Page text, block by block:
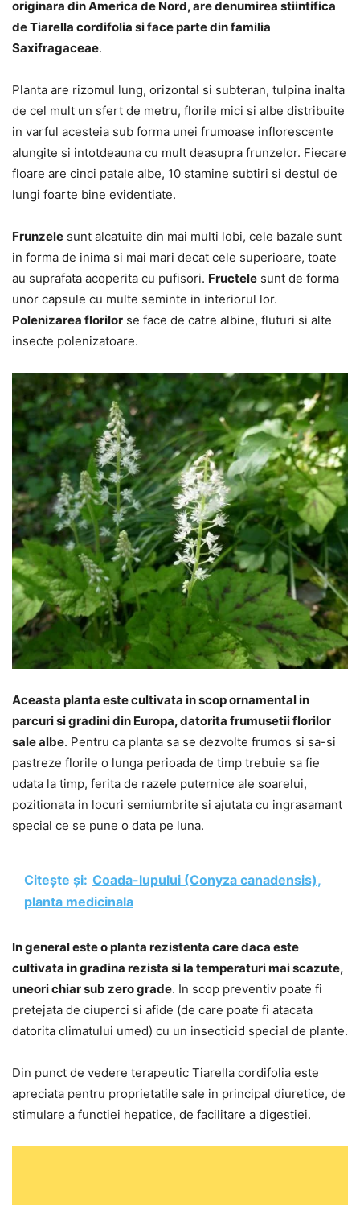
originara din America de Nord, are denumirea stiintifica
de Tiarella cordifolia si face parte din familia
Saxifragaceae.
Planta are rizomul lung, orizontal si subteran, tulpina inalta
de cel mult un sfert de metru, florile mici si albe distribuite
in varful acesteia sub forma unei frumoase inflorescente
alungite si intotdeauna cu mult deasupra frunzelor. Fiecare
floare are cinci patale albe, 10 stamine subtiri si destul de
lungi foarte bine evidentiate.
Frunzele sunt alcatuite din mai multi lobi, cele bazale sunt
in forma de inima si mai mari decat cele superioare, toate
au suprafata acoperita cu pufisori. Fructele sunt de forma
unor capsule cu multe seminte in interiorul lor.
Polenizarea florilor se face de catre albine, fluturi si alte
insecte polenizatoare.
Aceasta planta este cultivata in scop ornamental in
parcuri si gradini din Europa, datorita frumusetii florilor
sale albe. Pentru ca planta sa se dezvolte frumos si sa-si
pastreze florile o lunga perioada de timp trebuie sa fie
udata la timp, ferita de razele puternice ale soarelui,
pozitionata in locuri semiumbrite si ajutata cu ingrasamant
special ce se pune o data pe luna.
Citește și: Coada-lupului (Conyza canadensis),
planta medicinala
In general este o planta rezistenta care daca este
cultivata in gradina rezista si la temperaturi mai scazute,
uneori chiar sub zero grade. In scop preventiv poate fi
pretejata de ciuperci si afide (de care poate fi atacata
datorita climatului umed) cu un insecticid special de plante.
Din punct de vedere terapeutic Tiarella cordifolia este
apreciata pentru proprietatile sale in principal diuretice, de
stimulare a functiei hepatice, de facilitare a digestiei.